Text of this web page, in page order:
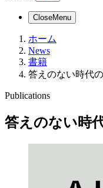
CloseMenu
ホーム
News
書籍
答えのない時代
Publications
答えのない時